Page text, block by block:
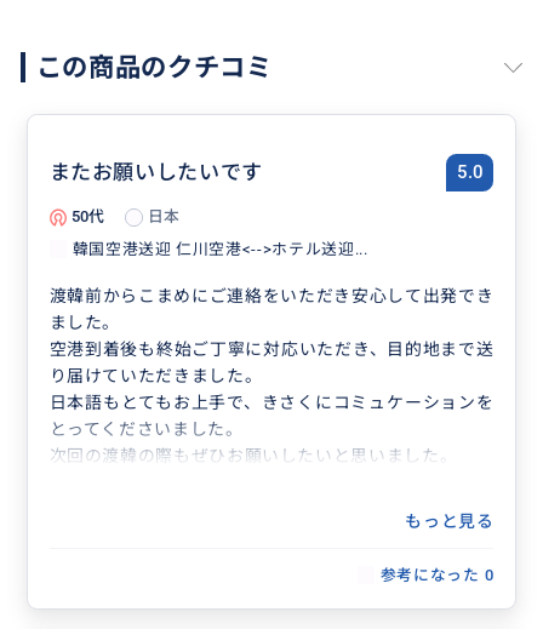
この商品のクチコミ
またお願いしたいです 5.0
50代
日本
韓国空港送迎 仁川空港<-->ホテル送迎...
渡韓前からこまめにご連絡をいただき安心して出発でき
ました。
空港到着後も終始ご丁寧に対応いただき、目的地まで送
り届けていただきました。
日本語もとてもお上手で、きさくにコミュケーションを
とってくださいました。
次回の渡韓の際もぜひお願いしたいと思いました。
もっと見る
参考になった 0